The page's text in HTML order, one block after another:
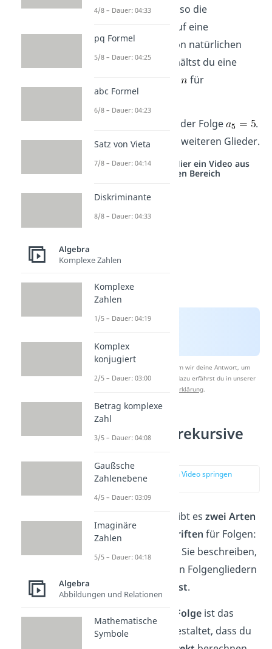
Gliedern. Wenn du also die
auf eine
bestimmte Anzahl von natürlichen
Zahlenbegrenzt
, erhältst du eine
für
Hier ist das Endglied der Folge
.
Danach folgen keine weiteren Glieder.
Studyflix vernetzt: Hier ein Video aus
einem anderen Bereich
Nach Beantwortung speichern wir deine Antwort, um
Studyflix zu verbessern. Mehr dazu erfährst du in unserer
Datenschutzerklärung.
Explizite und rekursive
zur Stelle im Video springen
(01:18)
In der Mathematik gibt eszwei Arten
vonBildungsvorschriften für Folgen:
explizit und rekursiv. Sie beschreiben,
wie du aus den ersten Folgengliedern
die
nächsten ableitest.
expliziten Folge ist das
Bildungsgesetz so gestaltet, dass du
4/8 – Dauer: 04:33
pq Formel
5/8 – Dauer: 04:25
abc Formel
6/8 – Dauer: 04:23
Satz von Vieta
7/8 – Dauer: 04:14
Diskriminante
8/8 – Dauer: 04:33
Algebra
Komplexe Zahlen
Komplexe
Zahlen
1/5 – Dauer: 04:19
Komplex
konjugiert
2/5 – Dauer: 03:00
Betrag komplexe
Zahl
3/5 – Dauer: 04:08
Gaußsche
Zahlenebene
4/5 – Dauer: 03:09
Imaginäre
Zahlen
5/5 – Dauer: 04:18
Algebra
Abbildungen und Relationen
Mathematische
Symbole